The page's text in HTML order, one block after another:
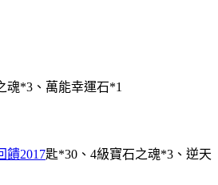
魂*3、萬能幸運石*1
饋2017匙*30、4級寶石之魂*3、逆天